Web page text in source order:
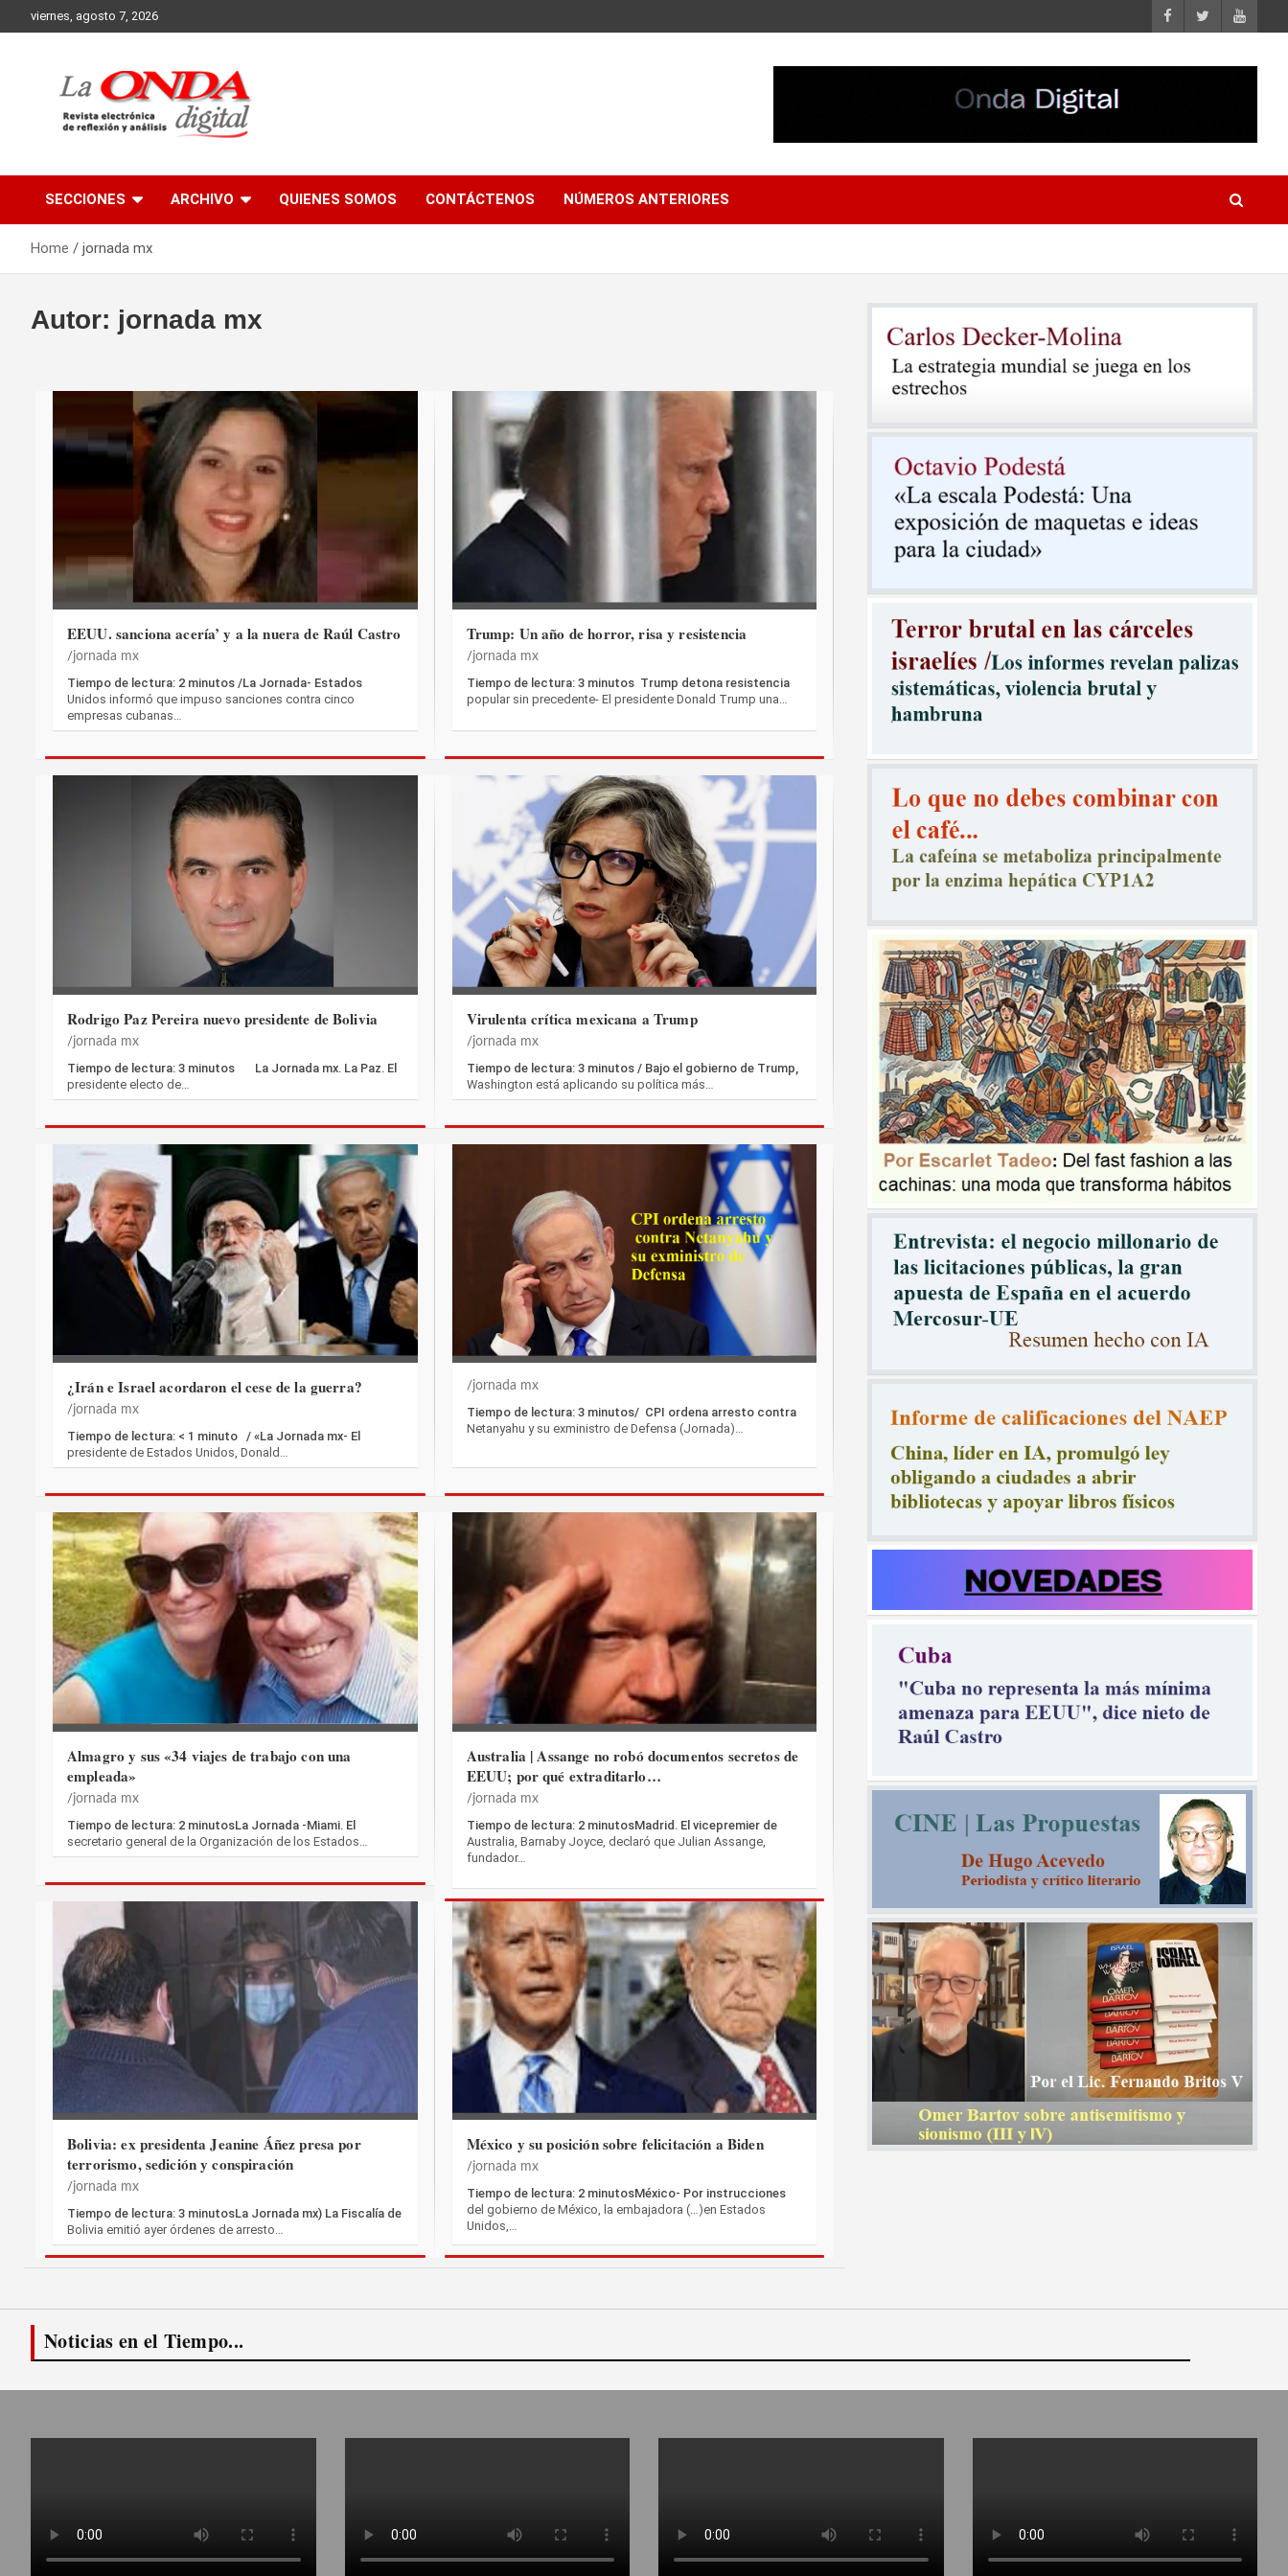
to
viernes, agosto 7, 2026
SECCIONES ARCHIVO QUIENES SOMOS CONTÁCTENOS NÚMEROS ANTERIORES
Home jornada mx
Autor: jornada mx
EEUU. sanciona acería’ y a la nuera de Raúl Castro
jornada mx
Tiempo de lectura: 2 minutos /La Jornada- Estados
Unidos informó que impuso sanciones contra cinco
empresas cubanas…
Trump: Un año de horror, risa y resistencia
jornada mx
Tiempo de lectura: 3 minutos Trump detona resistencia
popular sin precedente- El presidente Donald Trump una…
Rodrigo Paz Pereira nuevo presidente de Bolivia
jornada mx
Tiempo de lectura: 3 minutos La Jornada mx. La Paz. El
presidente electo de…
Virulenta crítica mexicana a Trump
jornada mx
Tiempo de lectura: 3 minutos / Bajo el gobierno de Trump,
Washington está aplicando su política más…
¿Irán e Israel acordaron el cese de la guerra?
jornada mx
Tiempo de lectura: < 1 minuto / «La Jornada mx- El
presidente de Estados Unidos, Donald…
jornada mx
Tiempo de lectura: 3 minutos/ CPI ordena arresto contra
Netanyahu y su exministro de Defensa (Jornada)…
Almagro y sus «34 viajes de trabajo con una
empleada»
jornada mx
Tiempo de lectura: 2 minutosLa Jornada -Miami. El
secretario general de la Organización de los Estados…
Australia | Assange no robó documentos secretos de
EEUU; por qué extraditarlo…
jornada mx
Tiempo de lectura: 2 minutosMadrid. El vicepremier de
Australia, Barnaby Joyce, declaró que Julian Assange,
fundador…
Bolivia: ex presidenta Jeanine Áñez presa por
terrorismo, sedición y conspiración
jornada mx
Tiempo de lectura: 3 minutosLa Jornada mx) La Fiscalía de
Bolivia emitió ayer órdenes de arresto…
México y su posición sobre felicitación a Biden
jornada mx
Tiempo de lectura: 2 minutosMéxico- Por instrucciones
del gobierno de México, la embajadora (…)en Estados
Unidos,…
Noticias en el Tiempo...